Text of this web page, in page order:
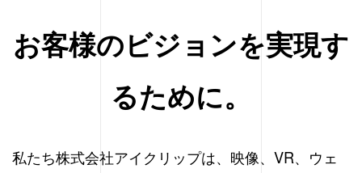
お客様のビジョンを実現す
るために。
私たち株式会社アイクリップは、映像、VR、ウェ